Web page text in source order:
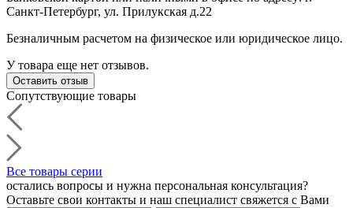
Санкт-Петербург, ул. Прилукская д.22
Безналичным расчетом на физическое или юридическое лицо.
У товара еще нет отзывов.
Оставить отзыв
Сопутствующие товары
Все товары серии
остались вопросы и нужна персональная консультация?
Оставьте свои контакты и наш специалист свяжется с Вами